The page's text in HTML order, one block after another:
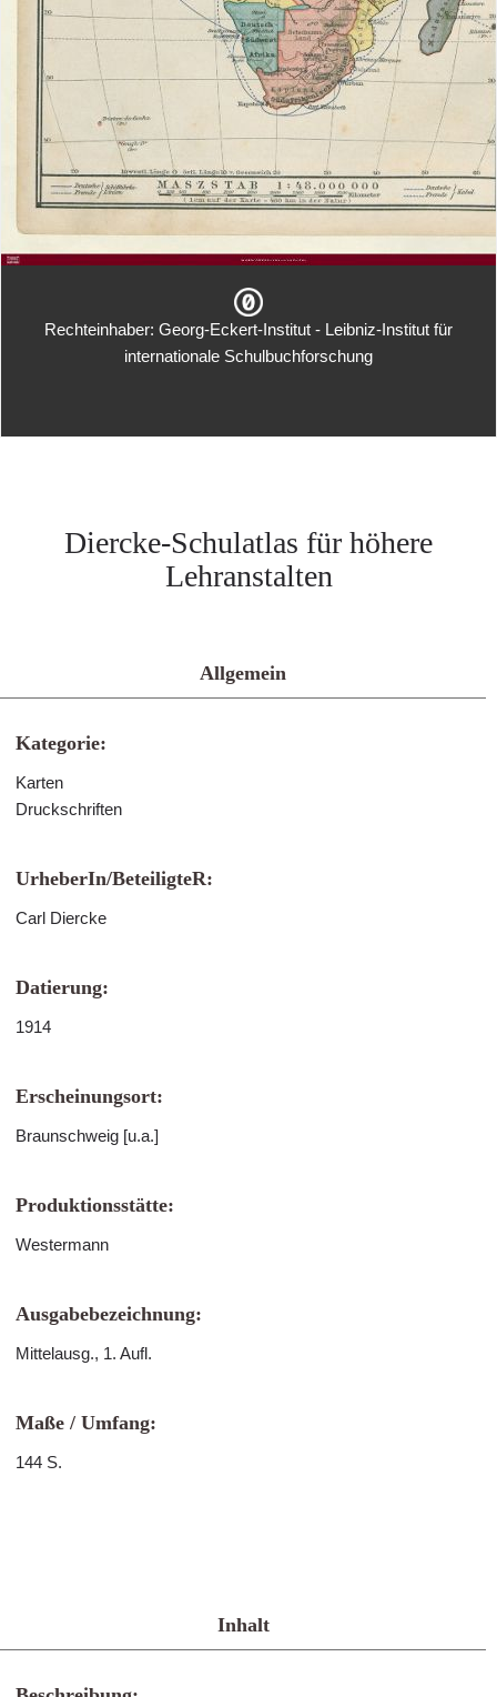
Rechteinhaber: Georg-Eckert-Institut - Leibniz-Institut für
internationale Schulbuchforschung
Diercke-Schulatlas für höhere
Lehranstalten
Allgemein
Kategorie:
Karten
Druckschriften
UrheberIn/BeteiligteR:
Carl Diercke
Datierung:
1914
Erscheinungsort:
Braunschweig [u.a.]
Produktionsstätte:
Westermann
Ausgabebezeichnung:
Mittelausg., 1. Aufl.
Maße / Umfang:
144 S.
Inhalt